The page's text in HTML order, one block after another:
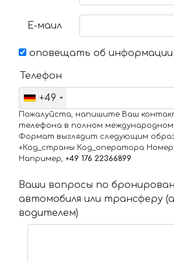
Е-маил
оповещать об информации
Телефон
+49
Пожалуйста, напишите Ваш
телефона в полном
Формат выглядит следующим
+Код_страны Код_оператора Номер
Например, +49 176 22366899
Ваши вопросы по
автомобиля или трансферу
водителем)